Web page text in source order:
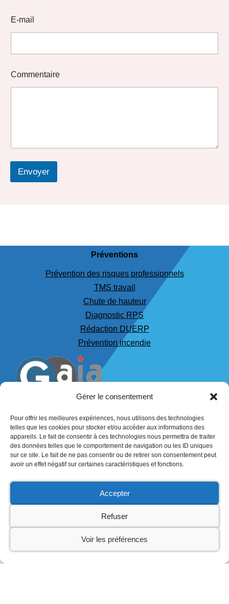
Gérer le consentement
Pour offrir les meilleures expériences, nous utilisons des technologies
telles que les cookies pour stocker et/ou accéder aux informations des
appareils. Le fait de consentir à ces technologies nous permettra de traiter
des données telles que le comportement de navigation ou les ID uniques
sur ce site. Le fait de ne pas consentir ou de retirer son consentement peut
avoir un effet négatif sur certaines caractéristiques et fonctions.
Accepter
Refuser
Voir les préférences
E-mail
Commentaire
Envoyer
Préventions
Prévention des risques professionnels
TMS travail
Chute de hauteur
Diagnostic RPS
Rédaction DUERP
Prévention incendie
53 place du marché
49150 Baugé en Anjou
+33 (0)2 72 47 02 30